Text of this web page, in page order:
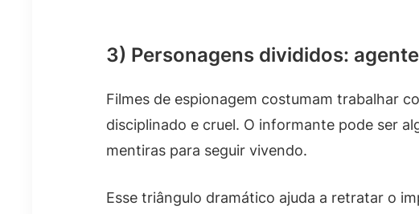
3) Personagens divididos:
Filmes de espionagem costumam trabalhar
disciplinado e cruel. O informante pode ser
mentiras para seguir vivendo.
Esse triângulo dramático ajuda a retratar o